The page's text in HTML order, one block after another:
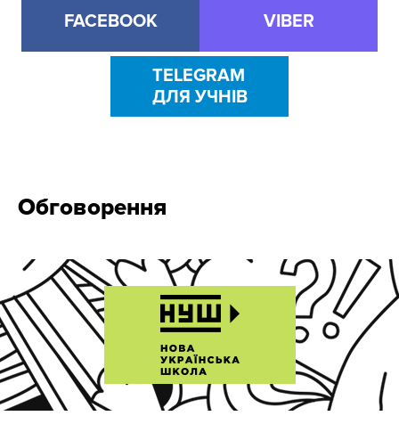
FACEBOOK VIBER
TELEGRAM
ДЛЯ УЧНІВ
Обговорення